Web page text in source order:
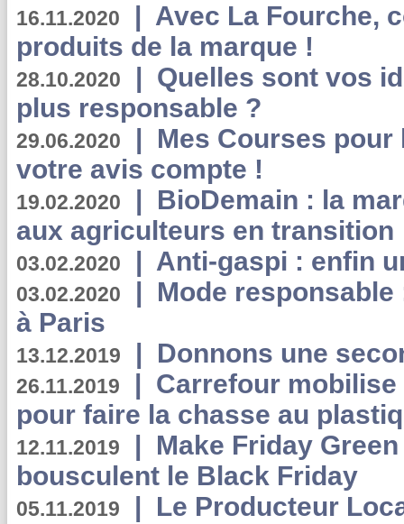
16.11.2020 | Avec La Fourche,
produits de la marque !
28.10.2020 | Quelles sont vos
plus responsable ?
29.06.2020 | Mes Courses pour
votre avis compte !
19.02.2020 | BioDemain : la
aux agriculteurs en transition
03.02.2020 | Anti-gaspi : enfin
03.02.2020 | Mode
à Paris
13.12.2019 | Donnons une
26.11.2019 | Carrefour
pour faire la chasse au
12.11.2019 | Make Friday
bousculent le Black Friday
05.11.2019 | Le Producteur